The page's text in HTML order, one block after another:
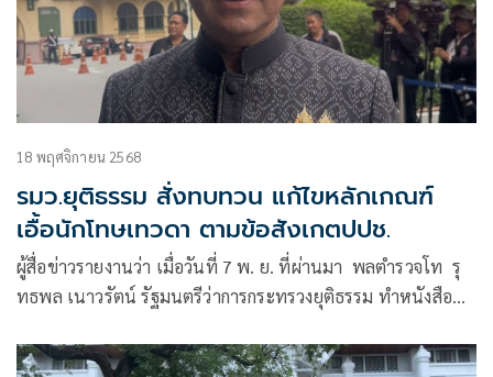
18 พฤศจิกายน 2568
รมว.ยุติธรรม สั่งทบทวน แก้ไขหลักเกณฑ์
เอื้อนักโทษเทวดา ตามข้อสังเกตปปช.
ผู้สื่อข่าวรายงานว่า เมื่อวันที่ 7 พ. ย. ที่ผ่านมา พลตำรวจโท รุ
ทธพล เนาวรัตน์ รัฐมนตรีว่าการกระทรวงยุติธรรม ทำหนังสือ